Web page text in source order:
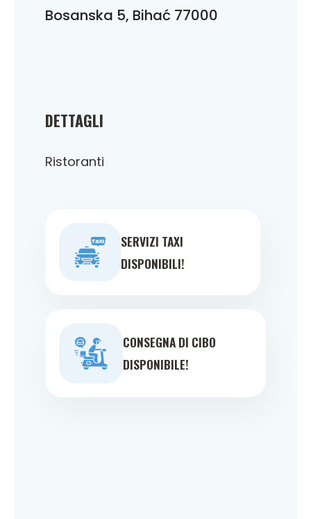
DETTAGLI
Ristoranti
SERVIZI TAXI
DISPONIBILI!
CONSEGNA DI CIBO
DISPONIBILE!
Bosanska 5, Bihać 77000